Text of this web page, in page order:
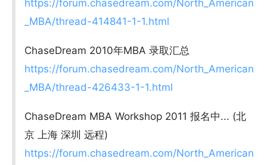
https://forum.chasedream.com/North_American
_MBA/thread-414841-1-1.html
ChaseDream 2010年MBA 录取汇总
https://forum.chasedream.com/North_American
_MBA/thread-426433-1-1.html
ChaseDream MBA Workshop 2011 报名中... (北
京 上海 深圳 远程)
https://forum.chasedream.com/North_American